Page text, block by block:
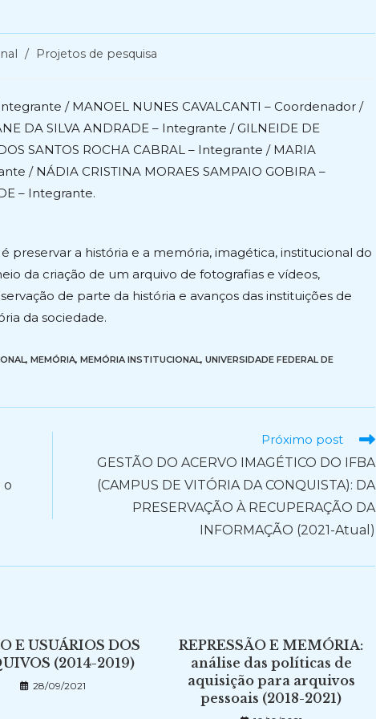
/ Projetos de pesquisa
/ MANOEL NUNES CAVALCANTI – Coordenador /
DA SILVA ANDRADE – Integrante / GILNEIDE DE
SANTOS ROCHA CABRAL – Integrante / MARIA
/ NÁDIA CRISTINA MORAES SAMPAIO GOBIRA –
– Integrante.
preservar a história e a memória, imagética, institucional do
da criação de um arquivo de fotografias e vídeos,
de parte da história e avanços das instituições de
da sociedade.
, MEMÓRIA, MEMÓRIA INSTITUCIONAL, UNIVERSIDADE FEDERAL DE
o
Próximo post
GESTÃO DO ACERVO IMAGÉTICO DO IFBA
(CAMPUS DE VITÓRIA DA CONQUISTA): DA
PRESERVAÇÃO À RECUPERAÇÃO DA
INFORMAÇÃO (2021-Atual)
E USUÁRIOS DOS
(2014-2019)
28/09/2021
REPRESSÃO E MEMÓRIA:
análise das políticas de
aquisição para arquivos
pessoais (2018-2021)